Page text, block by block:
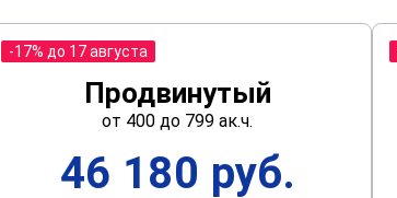
-17% до 17 августа
Продвинутый
от 400 до 799 ак.ч.
46 180 руб.